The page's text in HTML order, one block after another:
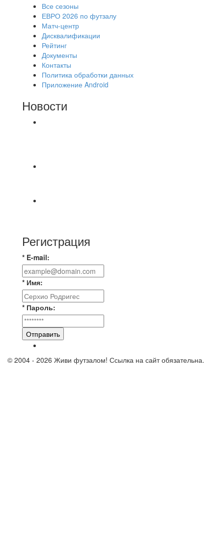
Все сезоны
ЕВРО 2026 по футзалу
Матч-центр
Дисквалификации
Рейтинг
Документы
Контакты
Политика обработки данных
Приложение Android
Новости
Регистрация
* E-mail:
* Имя:
* Пароль:
Отправить
© 2004 - 2026 Живи футзалом! Ссылка на сайт обязательна.